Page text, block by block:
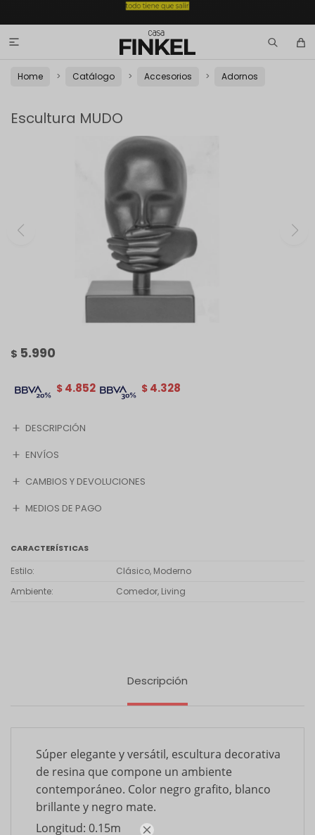


Home Catálogo Accesorios Adornos
Escultura MUDO
$ 5.990
$ 4.328
$ 4.852
DESCRIPCIÓN
ENVÍOS
CAMBIOS Y DEVOLUCIONES
MEDIOS DE PAGO
CARACTERÍSTICAS
Estilo
Clásico, Moderno
Ambiente
Comedor, Living
Descripción
Súper elegante y versátil, escultura decorativa
de resina que compone un ambiente
contemporáneo. Color negro grafito, blanco
brillante y negro mate.
Longitud: 0.15m